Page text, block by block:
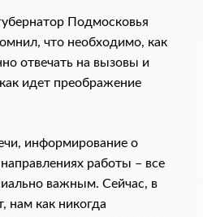
Подмосковья
что необходимо, как
отвечать на вызовы и
идет преображение
информирование о
работы – все
важным. Сейчас, в
нам как никогда